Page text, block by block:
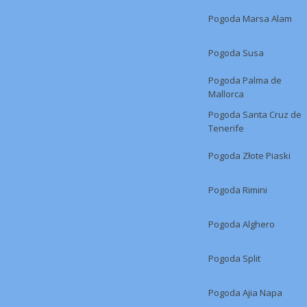
Pogoda Marsa Alam
Pogoda Susa
Pogoda Palma de
Mallorca
Pogoda Santa Cruz de
Tenerife
Pogoda Złote Piaski
Pogoda Rimini
Pogoda Alghero
Pogoda Split
Pogoda Ajia Napa